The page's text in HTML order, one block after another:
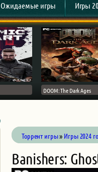
Ожидаемые игры Игры
DOOM: The Dark Ages
Торрент игры» Игры 2024
Banishers: